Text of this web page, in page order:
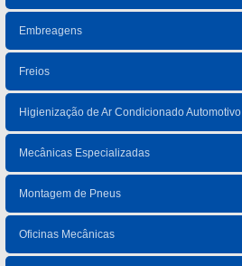
Embreagens
Freios
Higienização de Ar Condicionado Automotivo
Mecânicas Especializadas
Montagem de Pneus
Oficinas Mecânicas